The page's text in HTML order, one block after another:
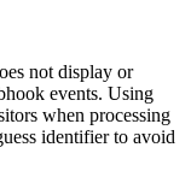
not display or
events. Using
when processing
identifier to avoid